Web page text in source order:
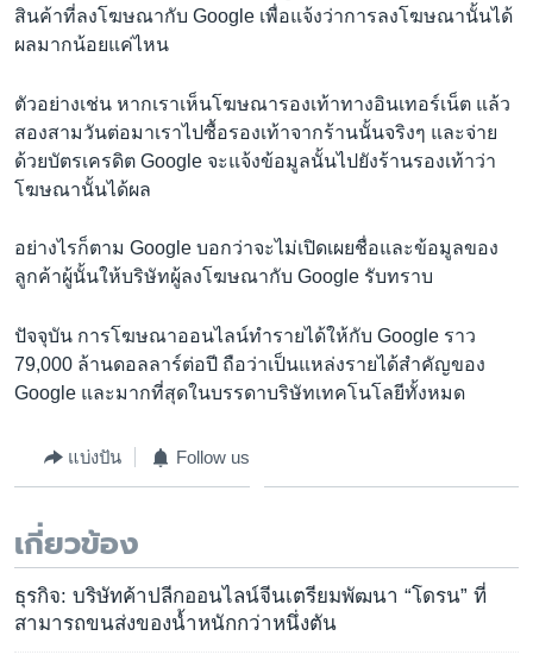
สินค้าที่ลงโฆษณากับ Google เพื่อแจ้งว่าการลงโฆษณานั้นได้
ผลมากน้อยแค่ไหน
ตัวอย่างเช่น หากเราเห็นโฆษณารองเท้าทางอินเทอร์เน็ต แล้ว
สองสามวันต่อมาเราไปซื้อรองเท้าจากร้านนั้นจริงๆ และจ่าย
ด้วยบัตรเครดิต Google จะแจ้งข้อมูลนั้นไปยังร้านรองเท้าว่า
โฆษณานั้นได้ผล
อย่างไรก็ตาม Google บอกว่าจะไม่เปิดเผยชื่อและข้อมูลของ
ลูกค้าผู้นั้นให้บริษัทผู้ลงโฆษณากับ Google รับทราบ
ปัจจุบัน การโฆษณาออนไลน์ทำรายได้ให้กับ Google ราว
79,000 ล้านดอลลาร์ต่อปี ถือว่าเป็นแหล่งรายได้สำคัญของ
Google และมากที่สุดในบรรดาบริษัทเทคโนโลยีทั้งหมด
แบ่งปัน Follow us
เกี่ยวข้อง
ธุรกิจ: บริษัทค้าปลีกออนไลน์จีนเตรียมพัฒนา “โดรน” ที่
สามารถขนส่งของน้ำหนักกว่าหนึ่งตัน